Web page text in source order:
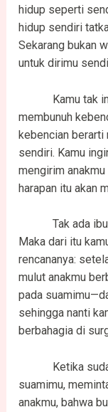
hidup seperti
hidup sendiri
Sekarang bukan
untuk dirimu
Kamu tak
membunuh
kebencian berarti
sendiri. Kamu
mengirim
harapan itu akan
Tak ada ibu
Maka dari itu
rencananya:
mulut anakmu
pada
sehingga nanti
berbahagia di
Ketika sudah
suamimu,
anakmu, bahwa